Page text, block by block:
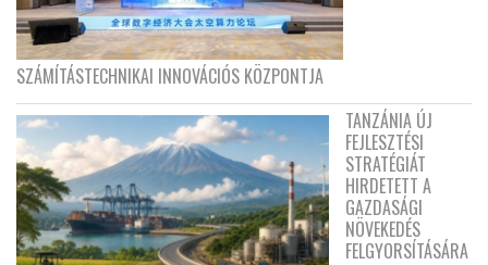
SZÁMÍTÁSTECHNIKAI INNOVÁCIÓS KÖZPONTJA
TANZÁNIA ÚJ
FEJLESZTÉSI
STRATÉGIÁT
HIRDETETT A
GAZDASÁGI
NÖVEKEDÉS
FELGYORSÍTÁSÁRA